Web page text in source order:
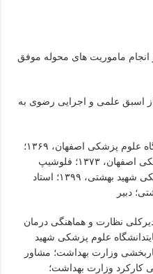
انجام ماموریت های محوله موفق
اسبق علمی و اجرایی رضوی به
متولد ۱۳۴۶؛ پزشکی عمومی، دانشگاه علوم پزشکی اصفهان، ۱۳۶۹؛
تخصص بیهوشی، دانشگاه علوم پزشکی اصفهان، ۱۳۷۳؛ فلوشیپ
بیهوشی کودکان، دانشگاه علوم پزشکی شهید بهشتی، ۱۳۹۹؛ استاد
دبیر
نظارت و هماهنگی درمان
علوم پزشکی شهید
وزارت بهداشت؛ مشاور
کارکرد وزارت بهداشت؛